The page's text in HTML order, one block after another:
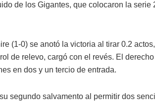
de los Gigantes, que colocaron la serie
(1-0) se anotó la victoria al tirar 0.2
de relevo, cargó con el revés. El
en dos y un tercio de entrada.
segundo salvamento al permitir dos